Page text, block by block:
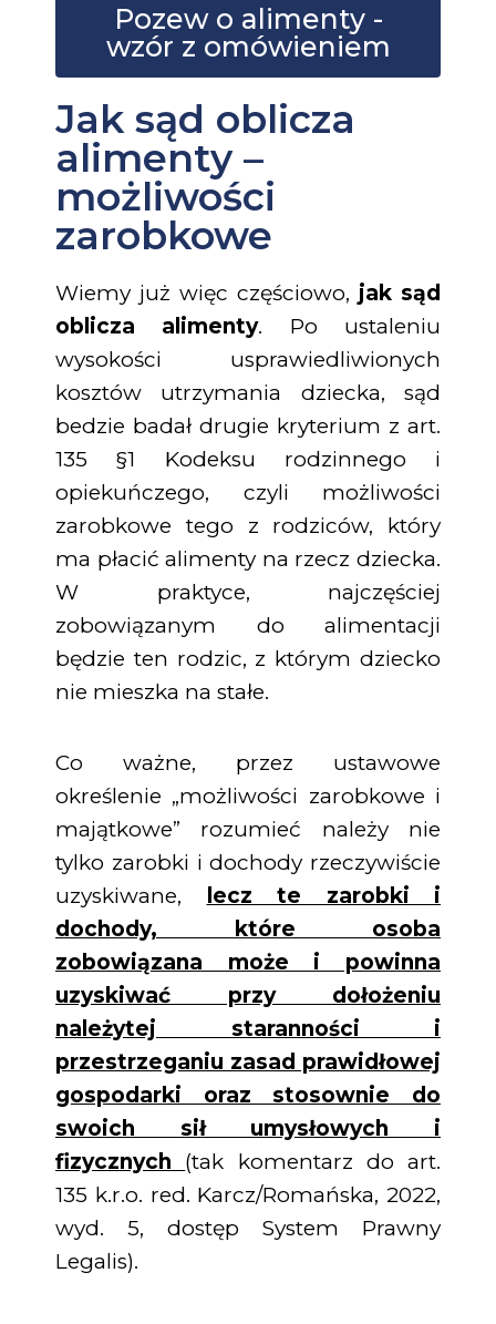
Pozew o alimenty -
wzór z omówieniem
Jak sąd oblicza
alimenty –
możliwości
zarobkowe
Wiemy już więc częściowo, jak sąd
oblicza alimenty. Po ustaleniu
wysokości usprawiedliwionych
kosztów utrzymania dziecka, sąd
bedzie badał drugie kryterium z art.
135 §1 Kodeksu rodzinnego i
opiekuńczego, czyli możliwości
zarobkowe tego z rodziców, który
ma płacić alimenty na rzecz dziecka.
W praktyce, najczęściej
zobowiązanym do alimentacji
będzie ten rodzic, z którym dziecko
nie mieszka na stałe.
Co ważne, przez ustawowe
określenie „możliwości zarobkowe i
majątkowe” rozumieć należy nie
tylko zarobki i dochody rzeczywiście
uzyskiwane,
lecz te zarobki i
dochody, które osoba
zobowiązana może i powinna
uzyskiwać przy dołożeniu
należytej staranności i
przestrzeganiu zasad prawidłowej
gospodarki oraz stosownie do
swoich sił umysłowych i
fizycznych (tak komentarz do art.
135 k.r.o. red. Karcz/Romańska, 2022,
wyd. 5, dostęp System Prawny
Legalis).